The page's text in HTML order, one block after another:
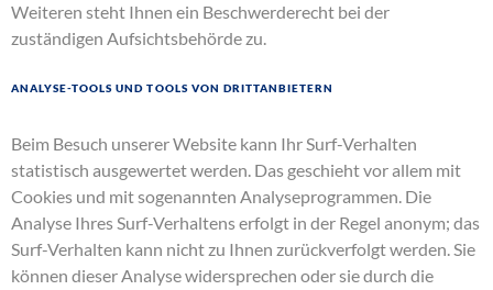
Weiteren steht Ihnen ein Beschwerderecht bei der
zuständigen Aufsichtsbehörde zu.
Analyse-Tools und Tools von Drittanbietern
Beim Besuch unserer Website kann Ihr Surf-Verhalten
statistisch ausgewertet werden. Das geschieht vor allem mit
Cookies und mit sogenannten Analyseprogrammen. Die
Analyse Ihres Surf-Verhaltens erfolgt in der Regel anonym; das
Surf-Verhalten kann nicht zu Ihnen zurückverfolgt werden. Sie
können dieser Analyse widersprechen oder sie durch die